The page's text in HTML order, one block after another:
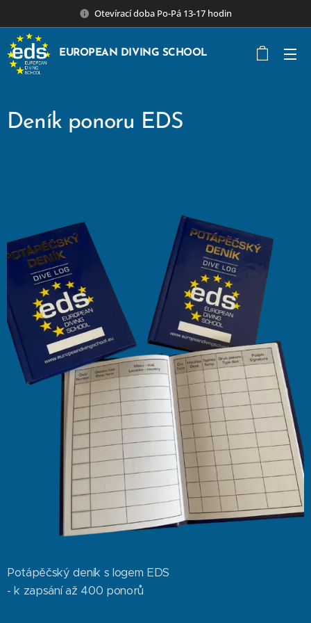
Otevírací doba Po-Pá 13-17 hodin
EUROPEAN DIVING SCHOOL
Deník ponoru EDS
Potápěčský deník s logem EDS
- k zapsání až 400 ponorů